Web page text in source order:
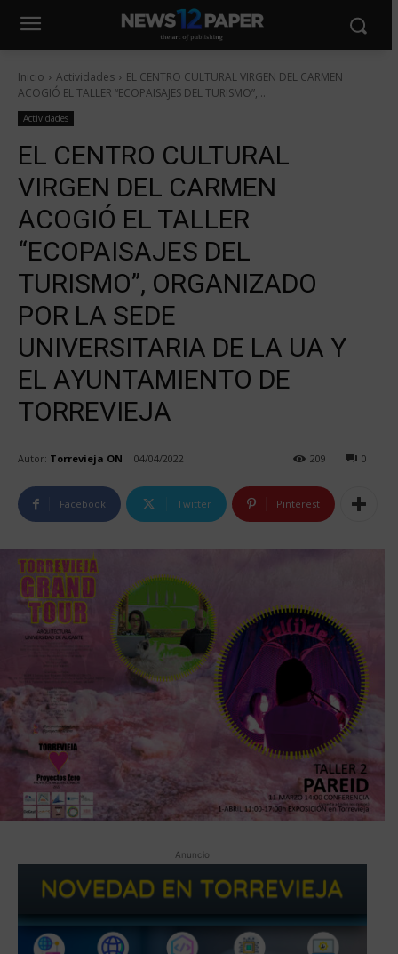
Inicio Actividades
EL CENTRO CULTURAL VIRGEN DEL CARMEN
ACOGIÓ EL TALLER “ECOPAISAJES DEL TURISMO”,...
Actividades
EL CENTRO CULTURAL
VIRGEN DEL CARMEN
ACOGIÓ EL TALLER
“ECOPAISAJES DEL
TURISMO”, ORGANIZADO
POR LA SEDE
UNIVERSITARIA DE LA UA Y
EL AYUNTAMIENTO DE
TORREVIEJA
Autor: Torrevieja ON 04/04/2022 0
209
Facebook Twitter Pinterest
Anuncio